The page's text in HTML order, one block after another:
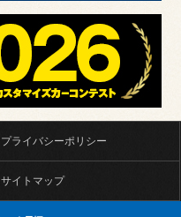
プライバシーポリシー
サイトマップ